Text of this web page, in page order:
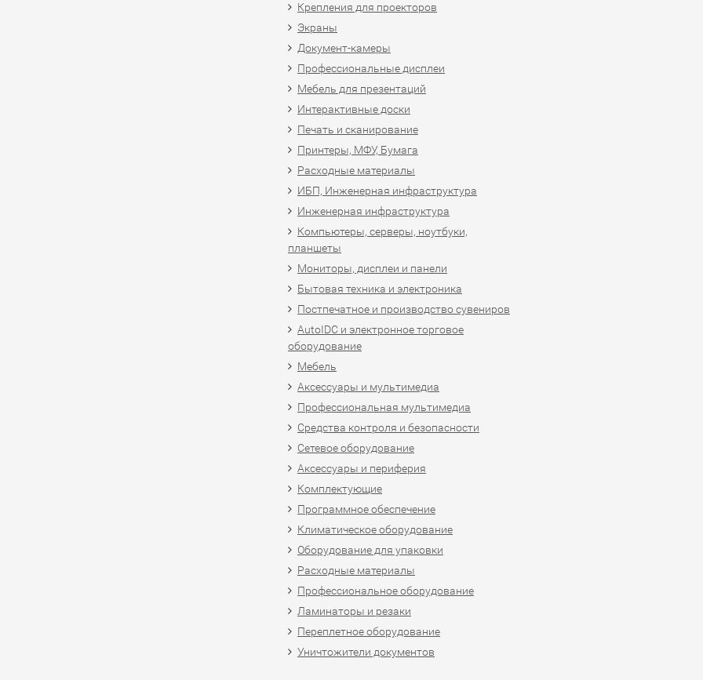
Крепления для проекторов
Экраны
Документ-камеры
Профессиональные дисплеи
Мебель для презентаций
Интерактивные доски
Печать и сканирование
Принтеры, МФУ, Бумага
Расходные материалы
ИБП, Инженерная инфраструктура
Инженерная инфраструктура
Компьютеры, серверы, ноутбуки,
планшеты
Мониторы, дисплеи и панели
Бытовая техника и электроника
Постпечатное и производство сувениров
AutoIDC и электронное торговое
оборудование
Мебель
Аксессуары и мультимедиа
Профессиональная мультимедиа
Средства контроля и безопасности
Сетевое оборудование
Аксессуары и периферия
Комплектующие
Программное обеспечение
Климатическое оборудование
Оборудование для упаковки
Расходные материалы
Профессиональное оборудование
Ламинаторы и резаки
Переплетное оборудование
Уничтожители документов